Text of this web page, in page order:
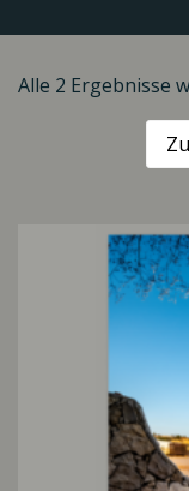
Alle 2 Ergebnisse